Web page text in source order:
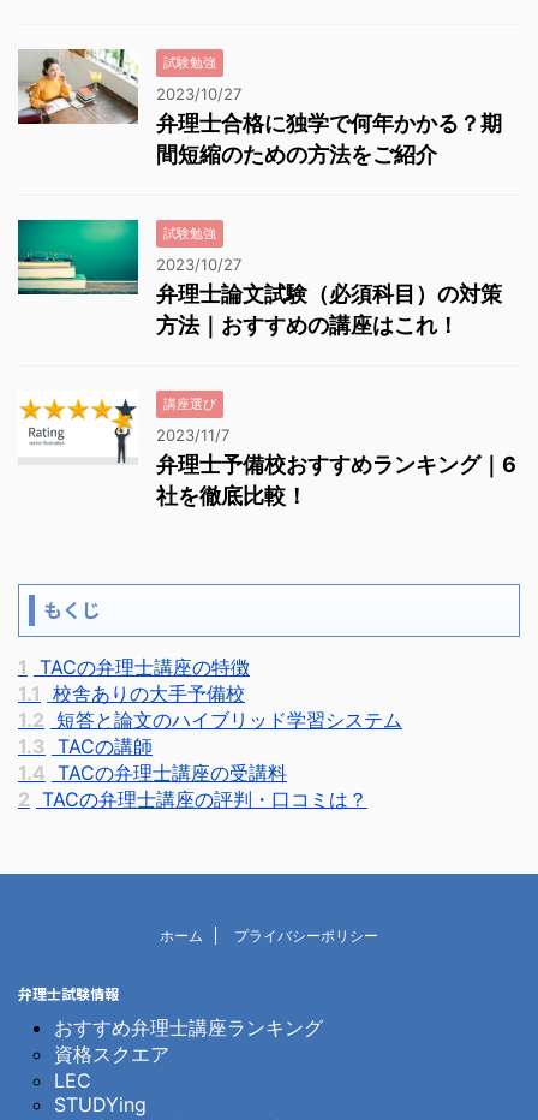
試験勉強
2023/10/27
弁理士合格に独学で何年かかる？期
間短縮のための方法をご紹介
試験勉強
2023/10/27
弁理士論文試験（必須科目）の対策
方法｜おすすめの講座はこれ！
講座選び
2023/11/7
弁理士予備校おすすめランキング｜6
社を徹底比較！
もくじ
1 TACの弁理士講座の特徴
1.1 校舎ありの大手予備校
1.2 短答と論文のハイブリッド学習システム
1.3 TACの講師
1.4 TACの弁理士講座の受講料
2 TACの弁理士講座の評判・口コミは？
ホーム プライバシーポリシー
弁理士試験情報
おすすめ弁理士講座ランキング
資格スクエア
LEC
STUDYing